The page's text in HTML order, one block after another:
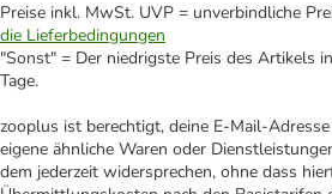
Preise inkl. MwSt. UVP = unverbindliche
die Lieferbedingungen
"Sonst" = Der niedrigste Preis des Artikels
Tage.
zooplus ist berechtigt, deine E-Mail-
eigene ähnliche Waren oder
dem jederzeit widersprechen, ohne dass